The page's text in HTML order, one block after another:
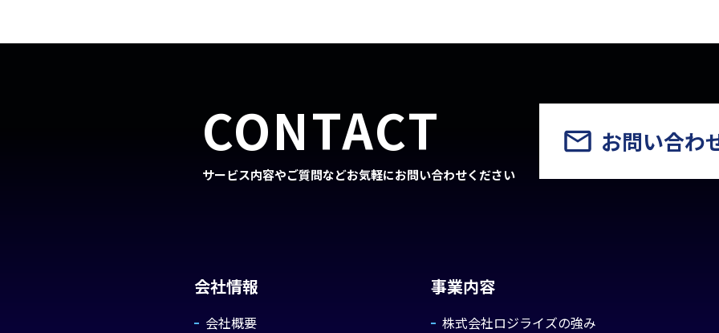
CONTACT
サービス内容やご質問などお気軽にお問い合わせください
お問い合わ
会社情報
会社概要
事業内容
株式会社ロジライズの強み